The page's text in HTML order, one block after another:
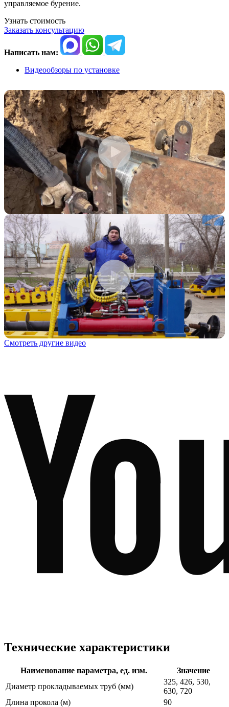
управляемое бурение.
Узнать стоимость
Заказать консультацию
Написать нам:
Видеообзоры по установке
Смотреть другие видео
Технические характеристики
Наименование параметра, ед. изм.
Значение
Диаметр прокладываемых труб (мм)
325, 426, 530,
630, 720
Длина прокола (м)
90